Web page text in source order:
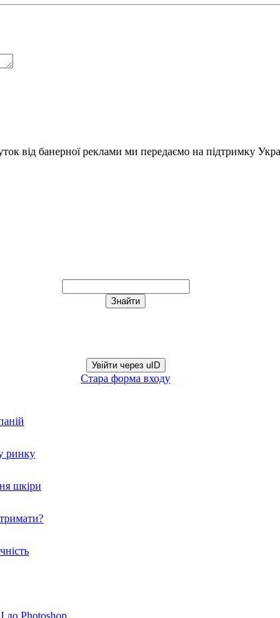
від банерної реклами ми передаємо на підтримку
Увійти через uID
Стара форма входу
ринку
шкіри
до Photoshop